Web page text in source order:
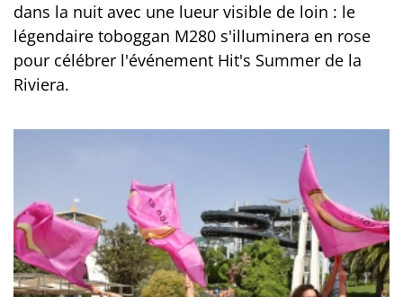
dans la nuit avec une lueur visible de loin : le
légendaire toboggan M280 s'illuminera en rose
pour célébrer l'événement Hit's Summer de la
Riviera.